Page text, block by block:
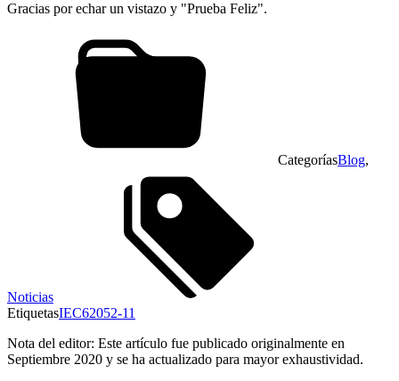
Gracias por echar un vistazo y "Prueba Feliz".
CategoríasBlog,
Noticias
EtiquetasIEC62052-11
Nota del editor: Este artículo fue publicado originalmente en
Septiembre 2020 y se ha actualizado para mayor exhaustividad.